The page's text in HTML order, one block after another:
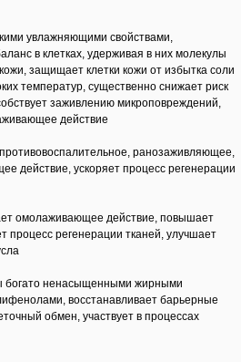
увлажняющими свойствами,
в клетках, удерживая в них молекулы
защищает клетки кожи от избытка соли
температур, существенно снижает риск
заживлению микроповреждений,
действие
ранозаживляющее,
действие, ускоряет процесс регенерации
омолаживающее действие, повышает
процесс регенерации тканей, улучшает
богато ненасыщенными жирными
восстанавливает барьерные
обмен, участвует в процессах